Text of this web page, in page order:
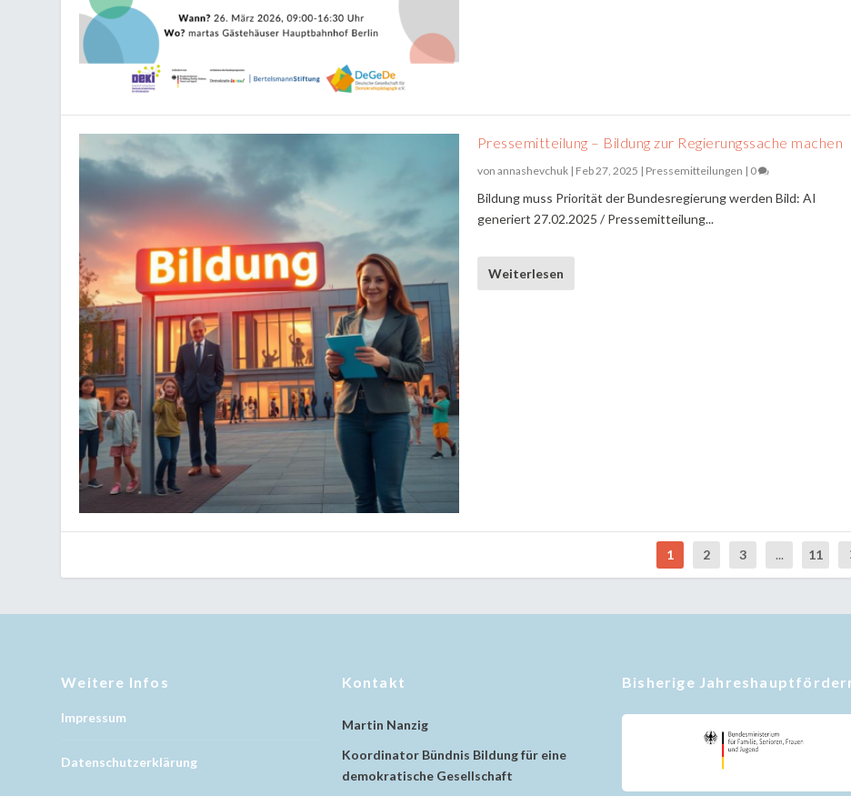
Pressemitteilung – Bildung zur Regierungssache machen
von annashevchuk| Feb 27, 2025 | Pressemitteilungen | 0
Bildung muss Priorität der Bundesregierung werden Bild: AI
generiert 27.02.2025 / Pressemitteilung...
Weiterlesen
1 2 3 ... 11
Weitere Infos
Impressum
Datenschutzerklärung
Kontakt
Martin Nanzig
Koordinator Bündnis Bildung für eine
demokratische Gesellschaft
Bisherige